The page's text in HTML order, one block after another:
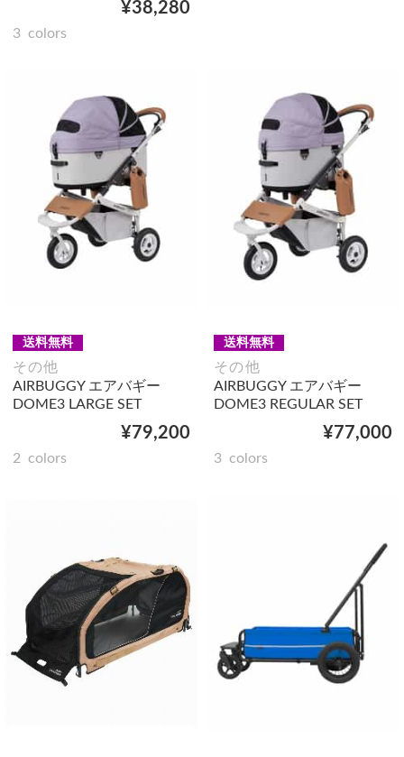
¥38,280
3 colors
送料無料
その他
AIRBUGGY エアバギー
DOME3 LARGE SET
¥79,200
2 colors
送料無料
その他
AIRBUGGY エアバギー
DOME3 REGULAR SET
¥77,000
3 colors